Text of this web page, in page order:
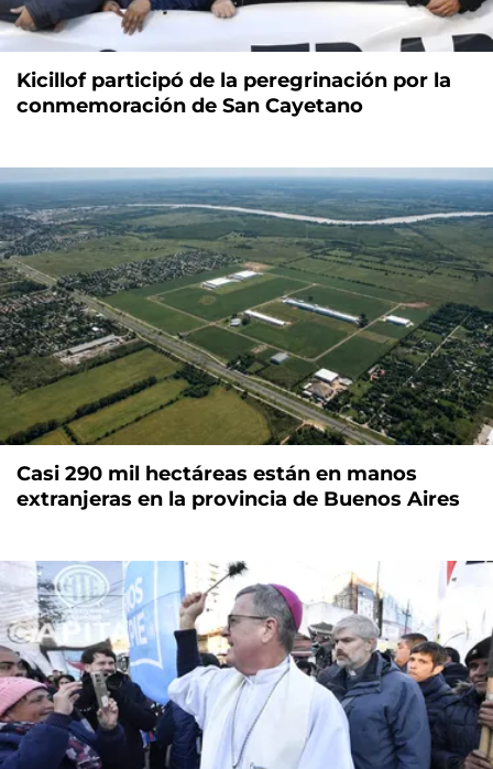
Kicillof participó de la peregrinación por la
conmemoración de San Cayetano
Casi 290 mil hectáreas están en manos
extranjeras en la provincia de Buenos Aires